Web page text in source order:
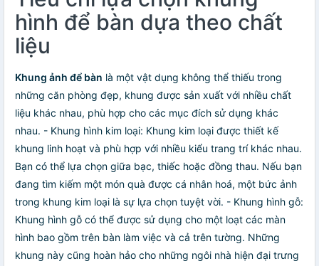
hình để bàn dựa theo chất
liệu
Khung ảnh để bàn là một vật dụng không thể thiếu trong
những căn phòng đẹp, khung được sản xuất với nhiều chất
liệu khác nhau, phù hợp cho các mục đích sử dụng khác
nhau. - Khung hình kim loại: Khung kim loại được thiết kế
khung linh hoạt và phù hợp với nhiều kiểu trang trí khác nhau.
Bạn có thể lựa chọn giữa bạc, thiếc hoặc đồng thau. Nếu bạn
đang tìm kiếm một món quà được cá nhân hoá, một bức ảnh
trong khung kim loại là sự lựa chọn tuyệt vời. - Khung hình gỗ:
Khung hình gỗ có thể được sử dụng cho một loạt các màn
hình bao gồm trên bàn làm việc và cả trên tường. Những
khung này cũng hoàn hảo cho những ngôi nhà hiện đại trưng